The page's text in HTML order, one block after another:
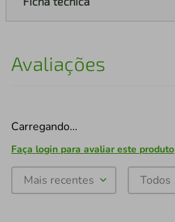
Avaliações
Carregando…
Faça login para avaliar este produto
Mais recentes Todos